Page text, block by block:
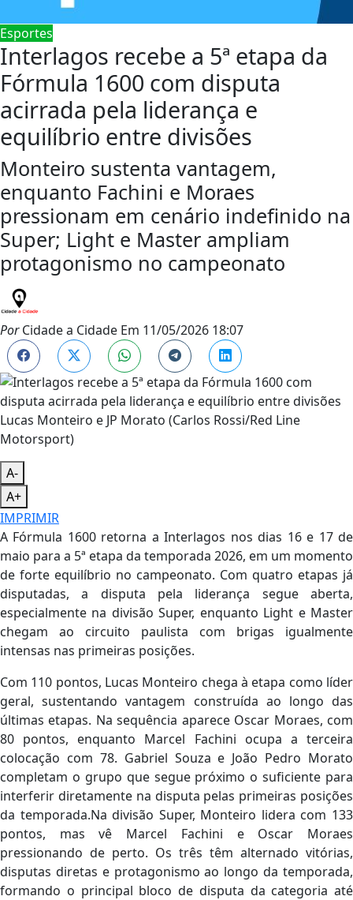
Esportes
Interlagos recebe a 5ª etapa da
Fórmula 1600 com disputa
acirrada pela liderança e
equilíbrio entre divisões
Monteiro sustenta vantagem,
enquanto Fachini e Moraes
pressionam em cenário indefinido na
Super; Light e Master ampliam
protagonismo no campeonato
PorCidade a Cidade Em 11/05/2026 18:07
Lucas Monteiro e JP Morato (Carlos Rossi/Red Line
Motorsport)
A-
A+
IMPRIMIR
A Fórmula 1600 retorna a Interlagos nos dias 16 e 17 de
maio para a 5ª etapa da temporada 2026, em um momento
de forte equilíbrio no campeonato. Com quatro etapas já
disputadas, a disputa pela liderança segue aberta,
especialmente na divisão Super, enquanto Light e Master
chegam ao circuito paulista com brigas igualmente
intensas nas primeiras posições.
Com 110 pontos, Lucas Monteiro chega à etapa como líder
geral, sustentando vantagem construída ao longo das
últimas etapas. Na sequência aparece Oscar Moraes, com
80 pontos, enquanto Marcel Fachini ocupa a terceira
colocação com 78. Gabriel Souza e João Pedro Morato
completam o grupo que segue próximo o suficiente para
interferir diretamente na disputa pelas primeiras posições
da temporada.Na divisão Super, Monteiro lidera com 133
pontos, mas vê Marcel Fachini e Oscar Moraes
pressionando de perto. Os três têm alternado vitórias,
disputas diretas e protagonismo ao longo da temporada,
formando o principal bloco de disputa da categoria até